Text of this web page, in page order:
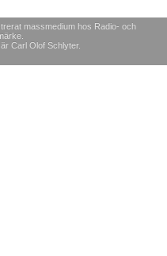
massmedium hos Radio- och
Carl Olof Schlyter.